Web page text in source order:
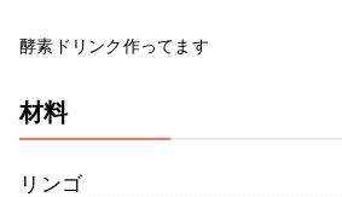
酵素ドリンク作ってます
材料
リンゴ